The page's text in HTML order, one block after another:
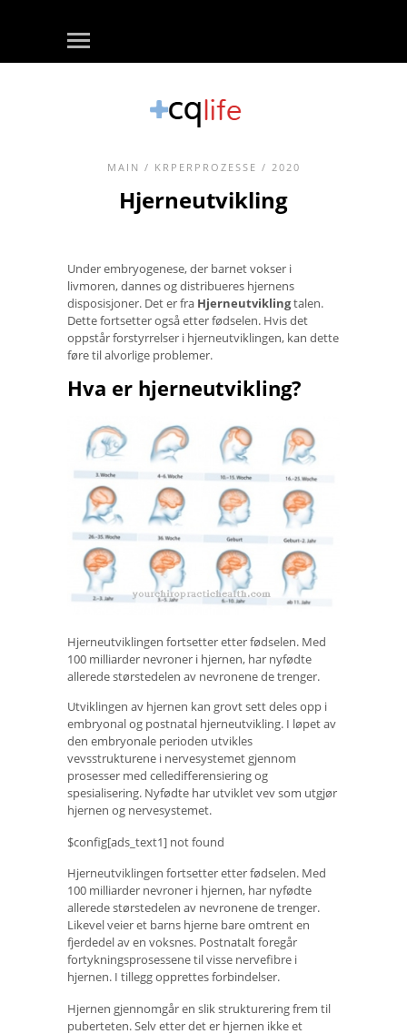
MAIN / KRPERPROZESSE / 2020
Hjerneutvikling
Under embryogenese, der barnet vokser i
livmoren, dannes og distribueres hjernens
disposisjoner. Det er fra Hjerneutviklingtalen.
Dette fortsetter også etter fødselen. Hvis det
oppstår forstyrrelser i hjerneutviklingen, kan dette
føre til alvorlige problemer.
Hva er hjerneutvikling?
Hjerneutviklingen fortsetter etter fødselen. Med
100 milliarder nevroner i hjernen, har nyfødte
allerede størstedelen av nevronene de trenger.
Utviklingen av hjernen kan grovt sett deles opp i
embryonal og postnatal hjerneutvikling. I løpet av
den embryonale perioden utvikles
vevsstrukturene i nervesystemet gjennom
prosesser med celledifferensiering og
spesialisering. Nyfødte har utviklet vev som utgjør
hjernen og nervesystemet.
$config[ads_text1] not found
Hjerneutviklingen fortsetter etter fødselen. Med
100 milliarder nevroner i hjernen, har nyfødte
allerede størstedelen av nevronene de trenger.
Likevel veier et barns hjerne bare omtrent en
fjerdedel av en voksnes. Postnatalt foregår
fortykningsprosessene til visse nervefibre i
hjernen. I tillegg opprettes forbindelser.
Hjernen gjennomgår en slik strukturering frem til
puberteten. Selv etter det er hjernen ikke et